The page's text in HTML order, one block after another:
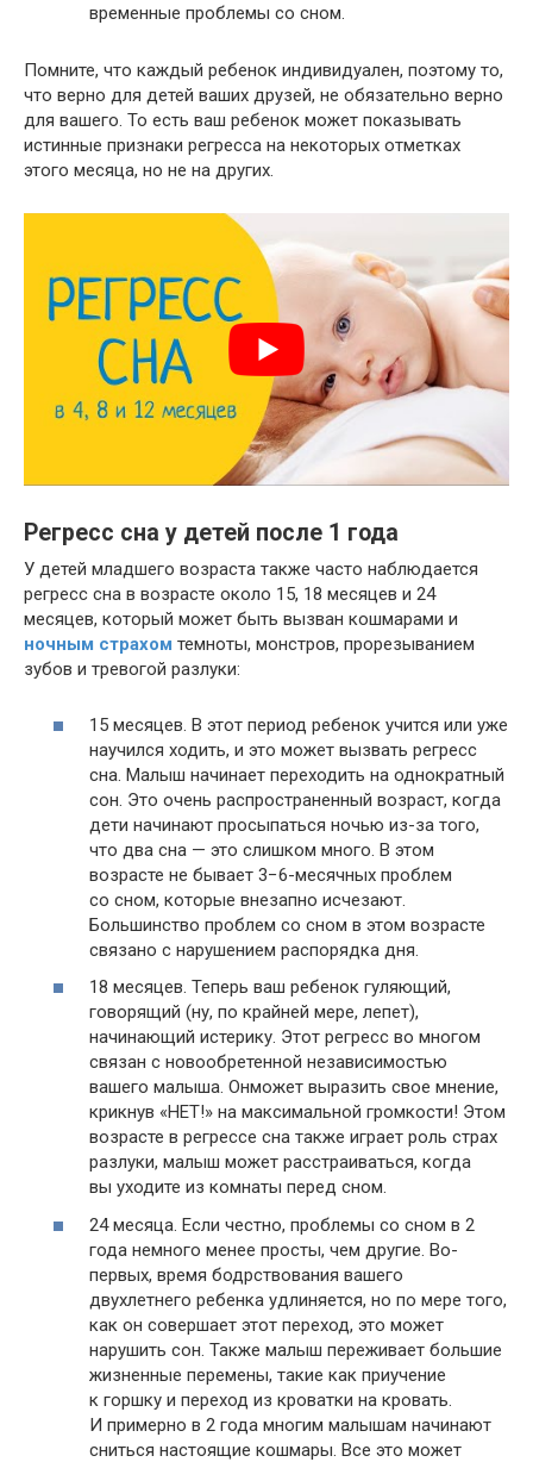
временные проблемы со сном.
Помните, что каждый ребенок индивидуален, поэтому то,
что верно для детей ваших друзей, не обязательно верно
для вашего. То есть ваш ребенок может показывать
истинные признаки регресса на некоторых отметках
этого месяца, но не на других.
Регресс сна у детей после 1 года
У детей младшего возраста также часто наблюдается
регресс сна в возрасте около 15, 18 месяцев и 24
месяцев, который может быть вызван кошмарами и
ночным страхом темноты, монстров, прорезыванием
зубов и тревогой разлуки:
15 месяцев. В этот период ребенок учится или уже
научился ходить, и это может вызвать регресс
сна. Малыш начинает переходить на однократный
сон. Это очень распространенный возраст, когда
дети начинают просыпаться ночью из-за того,
что два сна — это слишком много. В этом
возрасте не бывает 3−6-месячных проблем
со сном, которые внезапно исчезают.
Большинство проблем со сном в этом возрасте
связано с нарушением распорядка дня.
18 месяцев. Теперь ваш ребенок гуляющий,
говорящий (ну, по крайней мере, лепет),
начинающий истерику. Этот регресс во многом
связан с новообретенной независимостью
вашего малыша. Он​​может выразить свое мнение,
крикнув «НЕТ!» на максимальной громкости! Этом
возрасте в регрессе сна также играет роль страх
разлуки, малыш может расстраиваться, когда
вы уходите из комнаты перед сном.
24 месяца. Если честно, проблемы со сном в 2
года немного менее просты, чем другие. Во-
первых, время бодрствования вашего
двухлетнего ребенка удлиняется, но по мере того,
как он совершает этот переход, это может
нарушить сон. Также малыш переживает большие
жизненные перемены, такие как приучение
к горшку и переход из кроватки на кровать.
И примерно в 2 года многим малышам начинают
сниться настоящие кошмары. Все это может